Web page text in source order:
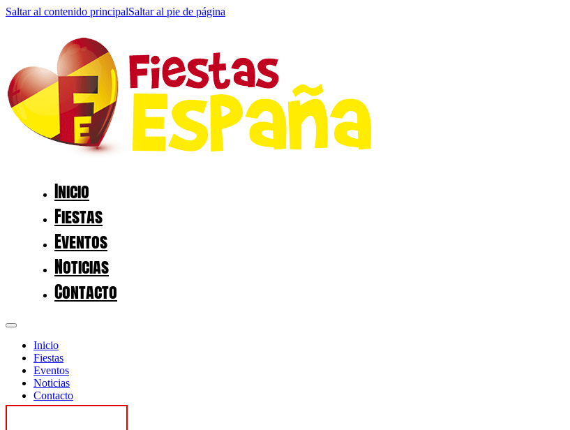
Saltar al contenido principalSaltar al pie de página
Inicio
Fiestas
Eventos
Noticias
Contacto
Inicio
Fiestas
Eventos
Noticias
Contacto